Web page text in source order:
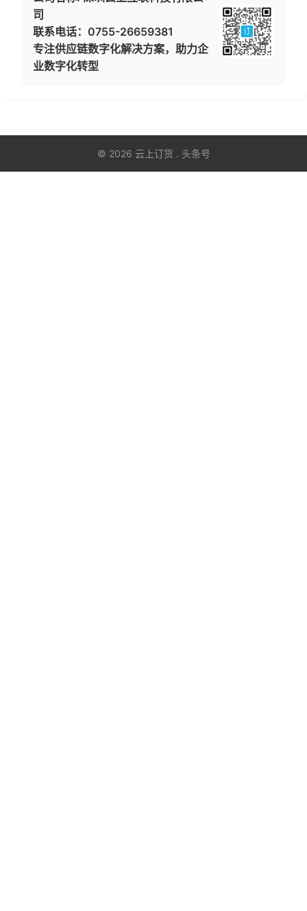
司
联系电话：0755-26659381
专注供应链数字化解决方案，助力企
业数字化转型
© 2026 云上订货 . 头条号